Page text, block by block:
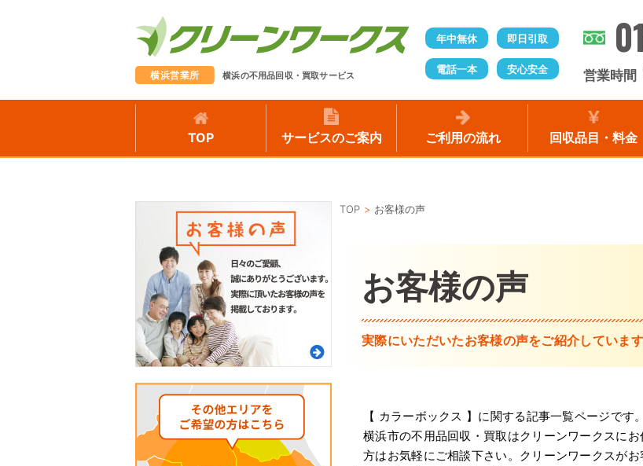
横浜営業所 横浜の不用品回収・買取サービス
年中無休 即日引取
電話一本 安心安全 営業時間
TOP サービスのご案内 ご利用の流れ 回収品目・料金
TOP お客様の声
お客様の声
実際にいただいたお客様の声をご紹介しています
【 カラーボックス 】に関する記事一覧ページです。
横浜市の不用品回収・買取はクリーンワークスに
方はお気軽にご相談下さい。クリーンワークスがお